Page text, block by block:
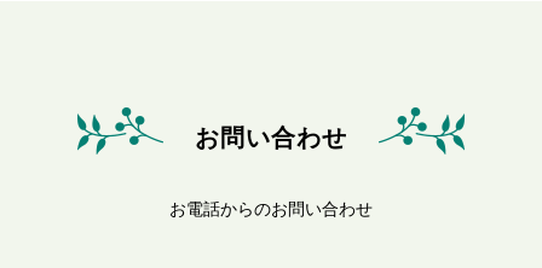
お問い合わせ
お電話からのお問い合わせ